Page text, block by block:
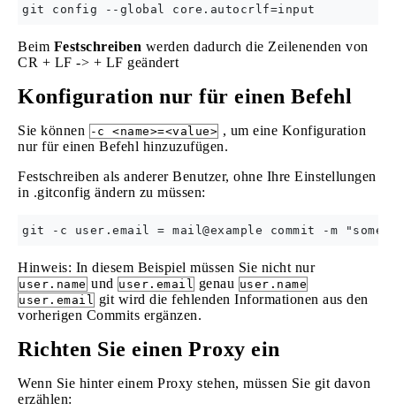
Beim Festschreiben werden dadurch die Zeilenenden von
CR + LF -> + LF geändert
Konfiguration nur für einen Befehl
Sie können -c <name>=<value> , um eine Konfiguration
nur für einen Befehl hinzuzufügen.
Festschreiben als anderer Benutzer, ohne Ihre Einstellungen
in .gitconfig ändern zu müssen:
Hinweis: In diesem Beispiel müssen Sie nicht nur
user.name und user.email genau user.name
user.email git wird die fehlenden Informationen aus den
vorherigen Commits ergänzen.
Richten Sie einen Proxy ein
Wenn Sie hinter einem Proxy stehen, müssen Sie git davon
erzählen: